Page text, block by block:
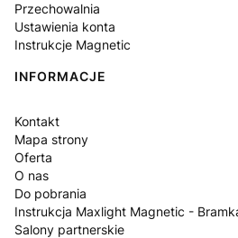
Przechowalnia
Ustawienia konta
Instrukcje Magnetic
INFORMACJE
Kontakt
Mapa strony
Oferta
O nas
Do pobrania
Instrukcja Maxlight Magnetic -
Salony partnerskie